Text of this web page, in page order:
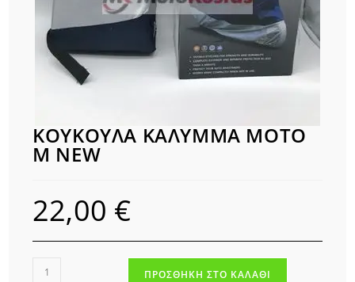
ΚΟΥΚΟΥΛΑ ΚΑΛΥΜΜΑ MOTΟ
M NEW
22,00 €
ΚΟΥΚΟΥΛΑ
ΠΡΟΣΘΉΚΗ ΣΤΟ ΚΑΛΆΘΙ